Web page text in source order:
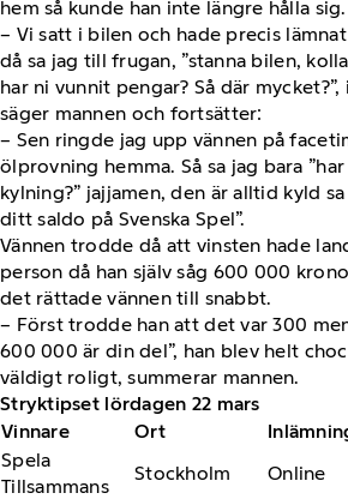
hem så kunde han inte längre hålla sig.
– Vi satt i bilen och hade precis lämnat
då sa jag till frugan, ”stanna bilen, kolla
har ni vunnit pengar? Så där
säger mannen och fortsätter:
– Sen ringde jag upp vännen på
ölprovning hemma. Så sa jag bara
kylning?” jajjamen, den är alltid kyld sa
ditt saldo på Svenska Spel”.
Vännen trodde då att vinsten hade
person då han själv såg 600 000
det rättade vännen till snabbt.
– Först trodde han att det var 300
600 000 är din del”, han blev helt
väldigt roligt, summerar mannen.
Stryktipset lördagen 22 mars
Vinnare
Ort
Spela
Tillsammans
Stockholm Online